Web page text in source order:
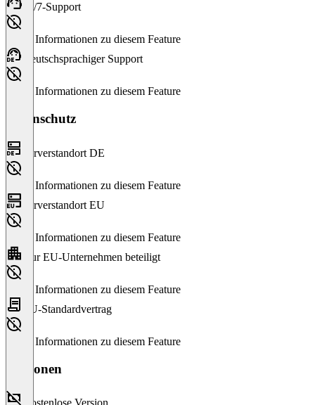
24/7-Support
Keine Informationen zu diesem Feature
Deutschsprachiger Support
Keine Informationen zu diesem Feature
Datenschutz
Serverstandort DE
Keine Informationen zu diesem Feature
Serverstandort EU
Keine Informationen zu diesem Feature
Nur EU-Unternehmen beteiligt
Keine Informationen zu diesem Feature
EU-Standardvertrag
Keine Informationen zu diesem Feature
Versionen